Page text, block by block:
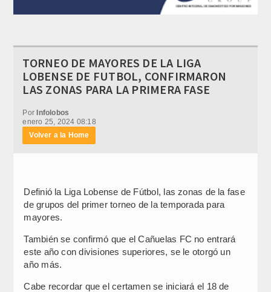
TORNEO DE MAYORES DE LA LIGA
LOBENSE DE FUTBOL, CONFIRMARON
LAS ZONAS PARA LA PRIMERA FASE
PorInfolobos
enero 25, 2024 08:18
Volver a la Home
Definió la Liga Lobense de Fútbol, las zonas de la fase
de grupos del primer torneo de la temporada para
mayores.
También se confirmó que el Cañuelas FC no entrará
este año con divisiones superiores, se le otorgó un
año más.
Cabe recordar que el certamen se iniciará el 18 de